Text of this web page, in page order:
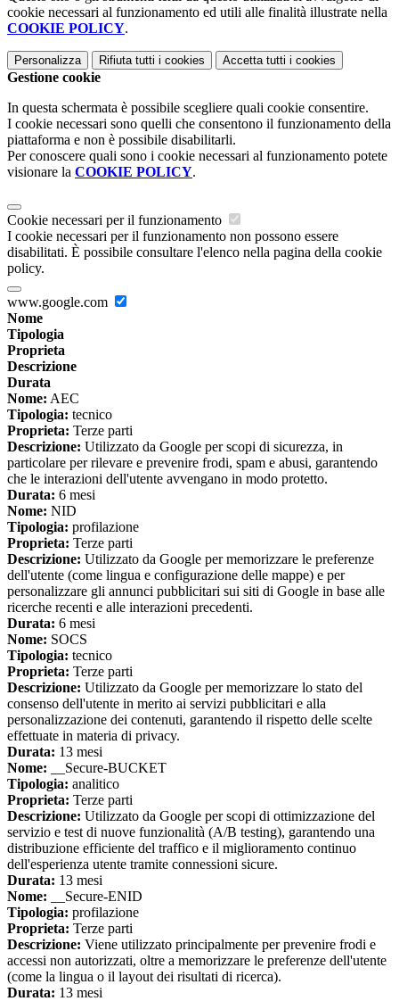
cookie necessari al funzionamento ed utili alle finalità illustrate nella
COOKIE POLICY.
Personalizza Rifiuta tutti i cookies Accetta tutti i cookies
Gestione cookie
In questa schermata è possibile scegliere quali cookie consentire.
I cookie necessari sono quelli che consentono il funzionamento della
piattaforma e non è possibile disabilitarli.
Per conoscere quali sono i cookie necessari al funzionamento potete
visionare la COOKIE POLICY.
Cookie necessari per il funzionamento
I cookie necessari per il funzionamento non possono essere
disabilitati. È possibile consultare l'elenco nella pagina della cookie
policy.
www.google.com
Nome
Tipologia
Proprieta
Descrizione
Durata
Nome: AEC
Tipologia: tecnico
Proprieta: Terze parti
Descrizione: Utilizzato da Google per scopi di sicurezza, in
particolare per rilevare e prevenire frodi, spam e abusi, garantendo
che le interazioni dell'utente avvengano in modo protetto.
Durata: 6 mesi
Nome: NID
Tipologia: profilazione
Proprieta: Terze parti
Descrizione: Utilizzato da Google per memorizzare le preferenze
dell'utente (come lingua e configurazione delle mappe) e per
personalizzare gli annunci pubblicitari sui siti di Google in base alle
ricerche recenti e alle interazioni precedenti.
Durata: 6 mesi
Nome: SOCS
Tipologia: tecnico
Proprieta: Terze parti
Descrizione: Utilizzato da Google per memorizzare lo stato del
consenso dell'utente in merito ai servizi pubblicitari e alla
personalizzazione dei contenuti, garantendo il rispetto delle scelte
effettuate in materia di privacy.
Durata: 13 mesi
Nome: __Secure-BUCKET
Tipologia: analitico
Proprieta: Terze parti
Descrizione: Utilizzato da Google per scopi di ottimizzazione del
servizio e test di nuove funzionalità (A/B testing), garantendo una
distribuzione efficiente del traffico e il miglioramento continuo
dell'esperienza utente tramite connessioni sicure.
Durata: 13 mesi
Nome: __Secure-ENID
Tipologia: profilazione
Proprieta: Terze parti
Descrizione: Viene utilizzato principalmente per prevenire frodi e
accessi non autorizzati, oltre a memorizzare le preferenze dell'utente
(come la lingua o il layout dei risultati di ricerca).
Durata: 13 mesi